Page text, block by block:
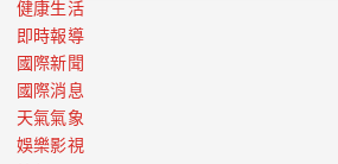
健康生活
即時報導
國際新聞
國際消息
天氣氣象
娛樂影視